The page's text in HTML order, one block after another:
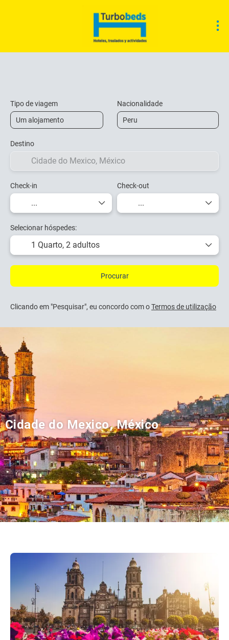
Cidade do Mexico, México
Tipo de viagem Nacionalidade
Destino
Check-in Check-out
Selecionar hóspedes:
1 Quarto, 2 adultos
Procurar
Clicando em "Pesquisar", eu concordo com oTermos de utilização